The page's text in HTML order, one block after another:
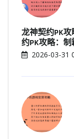
龙神契约PK
约PK攻略：
2026-03-31